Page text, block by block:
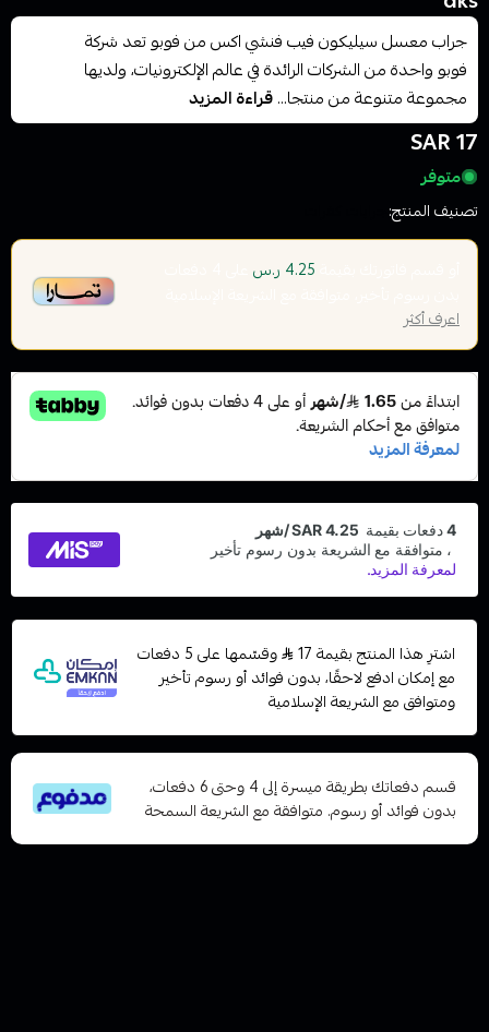
جراب معسل سيليكون فيب فنشي اكس من فوبو تعد شركة
فوبو واحدة من الشركات الرائدة في عالم الإلكترونيات، ولديها
مجموعة متنوعة من منتجا...قراءة المزيد
17 SAR
متوفر
تصنيف المنتج:
4.25 ر.س
اعرف أكثر
اشترِ هذا المنتج بقيمة 17
وقسّمها على 5 دفعات
مع إمكان ادفع لاحقًا، بدون فوائد أو رسوم تأخير
ومتوافق مع الشريعة الإسلامية
قسم دفعاتك بطريقة ميسرة إلى 4 وحتى 6 دفعات،
بدون فوائد أو رسوم. متوافقة مع الشريعة السمحة